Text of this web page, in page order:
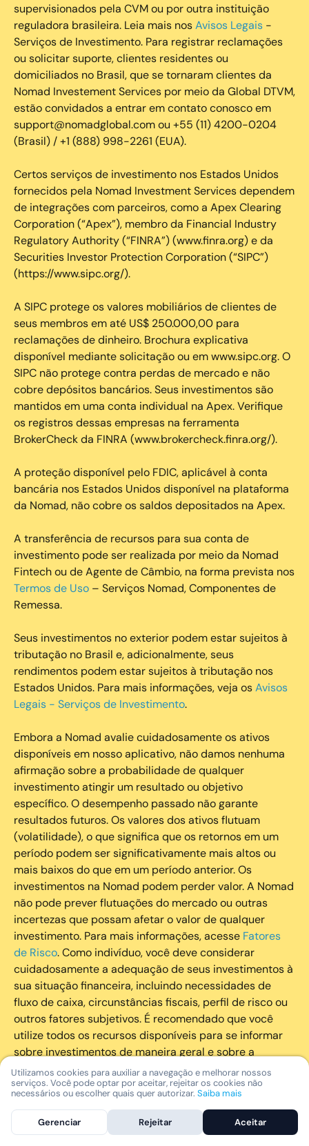
supervisionados pela CVM ou por outra instituição
reguladora brasileira. Leia mais nosAvisos Legais -
Serviços de Investimento. Para registrar reclamações
ou solicitar suporte, clientes residentes ou
domiciliados no Brasil, que se tornaram clientes da
Nomad Investement Services por meio da Global DTVM,
estão convidados a entrar em contato conosco em
support@nomadglobal.com ou +55 (11) 4200-0204
(Brasil) / +1 (888) 998-2261 (EUA).
Certos serviços de investimento nos Estados Unidos
fornecidos pela Nomad Investment Services dependem
de integrações com parceiros, como a Apex Clearing
Corporation (“Apex”), membro da Financial Industry
Regulatory Authority (“FINRA”) (www.finra.org) e da
Securities Investor Protection Corporation (“SIPC”)
(https://www.sipc.org/).
A SIPC protege os valores mobiliários de clientes de
seus membros em até US$ 250.000,00 para
reclamações de dinheiro. Brochura explicativa
disponível mediante solicitação ou em www.sipc.org. O
SIPC não protege contra perdas de mercado e não
cobre depósitos bancários. Seus investimentos são
mantidos em uma conta individual na Apex. Verifique
os registros dessas empresas na ferramenta
BrokerCheck da FINRA (www.brokercheck.finra.org/).
A proteção disponível pelo FDIC, aplicável à conta
bancária nos Estados Unidos disponível na plataforma
da Nomad, não cobre os saldos depositados na Apex.
A transferência de recursos para sua conta de
investimento pode ser realizada por meio da Nomad
Fintech ou de Agente de Câmbio, na forma prevista nos
Termos de Uso – Serviços Nomad, Componentes de
Remessa.
Seus investimentos no exterior podem estar sujeitos à
tributação no Brasil e, adicionalmente, seus
rendimentos podem estar sujeitos à tributação nos
Estados Unidos. Para mais informações, veja osAvisos
Legais - Serviços de Investimento.
Embora a Nomad avalie cuidadosamente os ativos
disponíveis em nosso aplicativo, não damos nenhuma
afirmação sobre a probabilidade de qualquer
investimento atingir um resultado ou objetivo
específico. O desempenho passado não garante
resultados futuros. Os valores dos ativos flutuam
(volatilidade), o que significa que os retornos em um
período podem ser significativamente mais altos ou
mais baixos do que em um período anterior. Os
investimentos na Nomad podem perder valor. A Nomad
não pode prever flutuações do mercado ou outras
incertezas que possam afetar o valor de qualquer
investimento. Para mais informações, acesse Fatores
de Risco. Como indivíduo, você deve considerar
cuidadosamente a adequação de seus investimentos à
sua situação financeira, incluindo necessidades de
fluxo de caixa, circunstâncias fiscais, perfil de risco ou
outros fatores subjetivos. É recomendado que você
utilize todos os recursos disponíveis para se informar
sobre investimentos de maneira geral e sobre a
composição geral de seu portfólio. Questões fiscais ou
legais relativas aos investimentos realizados através da
Nomad devem ser obtidas pelos próprios clientes. A
Nomad e suas afiliadas não fornecem nenhum tipo de
aconselhamento legal ou fiscal.
Utilizamos cookies para auxiliar a navegação e melhorar nossos
serviços. Você pode optar por aceitar, rejeitar os cookies não
necessários ou escolher quais quer autorizar. Saiba mais
Gerenciar Rejeitar Aceitar